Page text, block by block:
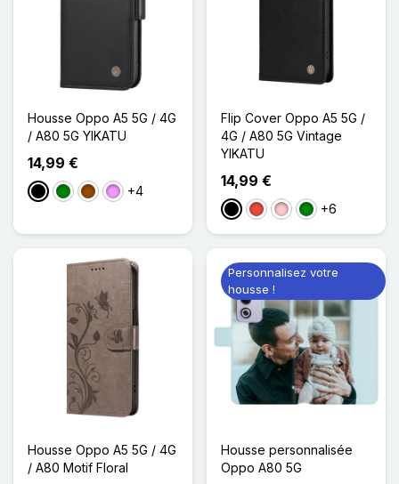
Housse Oppo A5 5G / 4G
/ A80 5G YIKATU
14,99 €
NoirVertMarronViolet Clair
+4
Flip Cover Oppo A5 5G /
4G / A80 5G Vintage
YIKATU
14,99 €
NoirRougeRoseVert+6
Housse Oppo A5 5G / 4G
/ A80 Motif Floral
Housse personnalisée
Oppo A80 5G
Personnalisez votre
housse !